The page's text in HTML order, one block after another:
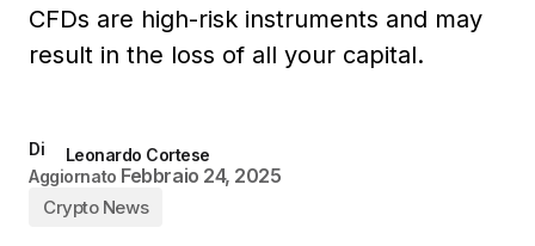
CFDs are high-risk instruments and may
result in the loss of all your capital.
Di
Leonardo Cortese
Aggiornato Febbraio 24, 2025
Crypto News